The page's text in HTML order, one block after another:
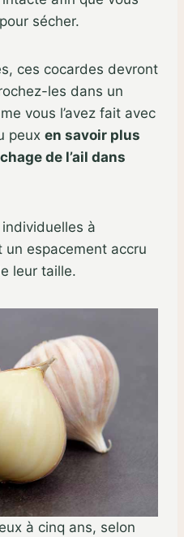
sécher.
ces cocardes devront
les dans un
vous l’avez fait avec
peux en savoir plus
de l’ail dans
à
un espacement accru
leur taille.
à cinq ans, selon